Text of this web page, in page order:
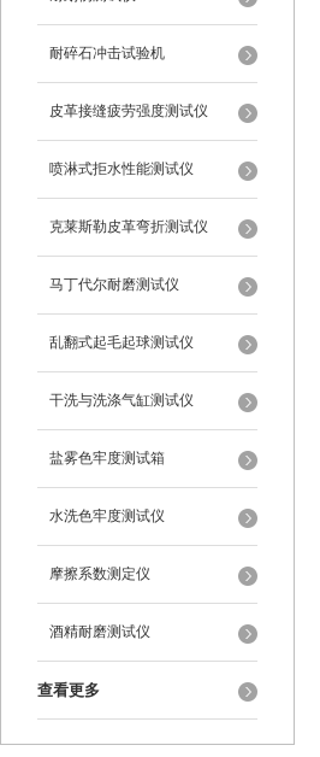
耐碎石冲击试验机
皮革接缝疲劳强度测试仪
喷淋式拒水性能测试仪
克莱斯勒皮革弯折测试仪
马丁代尔耐磨测试仪
乱翻式起毛起球测试仪
干洗与洗涤气缸测试仪
盐雾色牢度测试箱
水洗色牢度测试仪
摩擦系数测定仪
酒精耐磨测试仪
查看更多